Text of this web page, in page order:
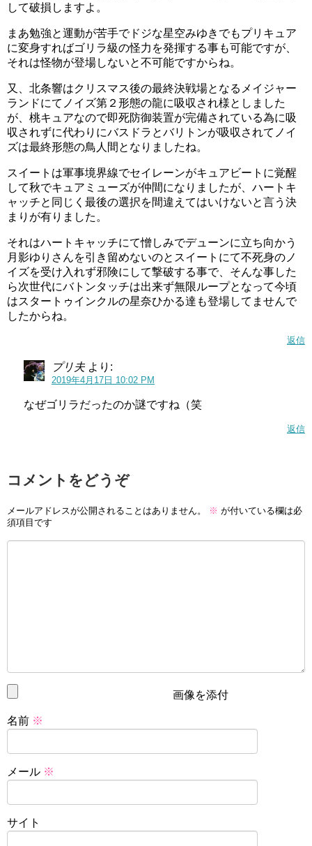
原西の方のキュアゴリラの変身シーンの動画はこちらで
す。
プルンス(スタートゥインクルプリキュア)声優は?かわいいし有能!リュック,ぬいぐるみも紹介!
北条響の誕生日と年齢は？
年齢は14歳です。
マイルプリキュア！」までと、 第11作目の「ハピネスチャ
ージプリキュア！」のキャラクターは、例外を除いて誕生
して破損しますよ。
まあ勉強と運動が苦手でドジな星空みゆきでもプリキュア
に変身すればゴリラ級の怪力を発揮する事も可能ですが、
それは怪物が登場しないと不可能ですからね。
又、北条響はクリスマス後の最終決戦場となるメイジャー
ランドにてノイズ第２形態の龍に吸収され様としました
が、桃キュアなので即死防御装置が完備されている為に吸
収されずに代わりにバスドラとバリトンが吸収されてノイ
ズは最終形態の鳥人間となりましたね。
スイートは軍事境界線でセイレーンがキュアビートに覚醒
して秋でキュアミューズが仲間になりましたが、ハートキ
ャッチと同じく最後の選択を間違えてはいけないと言う決
まりが有りました。
それはハートキャッチにて憎しみでデューンに立ち向かう
月影ゆりさんを引き留めないのとスイートにて不死身のノ
イズを受け入れず邪険にして撃破する事で、そんな事した
ら次世代にバトンタッチは出来ず無限ループとなって今頃
はスタートゥインクルの星奈ひかる達も登場してませんで
したからね。
返信
プリ夫 より:
2019年4月17日 10:02 PM
なぜゴリラだったのか謎ですね（笑
返信
コメントをどうぞ
メールアドレスが公開されることはありません。 ※ が付いている欄は必
須項目です
画像を添付
名前 ※
メール ※
サイト